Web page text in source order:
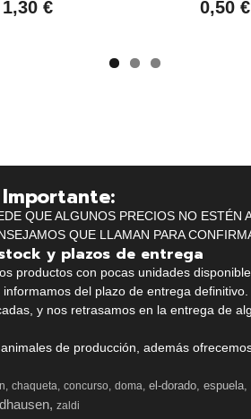
1,30 € 0,50 €
QUE ALGUNOS PRECIOS NO ESTÉN
QUE LLAMAN PARA
y plazos de entrega
productos con pocas unidades
del plazo de entrega
y nos retrasamos en la entrega de
de producción, además
chaqueta concurso doma el-dorado espuela
zaldi